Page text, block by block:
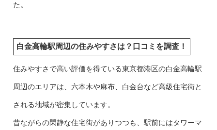
た。
白金高輪駅周辺の住みやすさは？口コミを調査！
住みやすさで高い評価を得ている東京都港区の白金高輪駅
周辺のエリアは、六本木や麻布、白金台など高級住宅街と
される地域が密集しています。
昔ながらの閑静な住宅街がありつつも、駅前にはタワーマ